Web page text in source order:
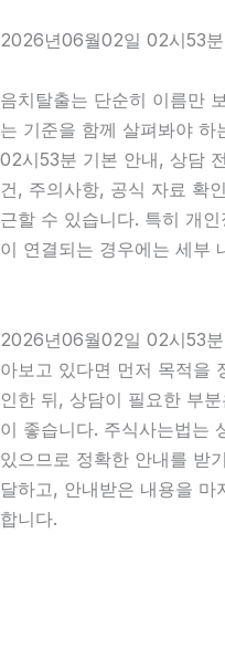
2026년06월02일 02시53
음치탈출는 단순히 이름만
는 기준을 함께 살펴봐야
02시53분 기본 안내, 상담
건, 주의사항, 공식 자료 확
근할 수 있습니다. 특히 개
이 연결되는 경우에는 세부
2026년06월02일 02시53
아보고 있다면 먼저 목적을
인한 뒤, 상담이 필요한 부
이 좋습니다. 주식사는법는
있으므로 정확한 안내를 받
달하고, 안내받은 내용을
합니다.